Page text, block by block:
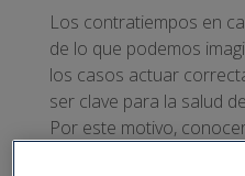
Los contratiempos en
de lo que podemos
los casos actuar
ser clave para la salud
Por este motivo,